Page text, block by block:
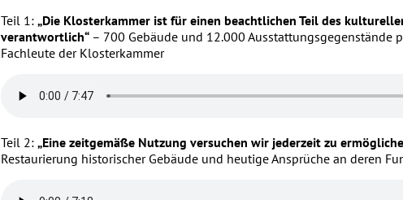
Teil 1: „Die Klosterkammer ist für einen beachtlichen Teil des
verantwortlich“ – 700 Gebäude und 12.000 Ausstattungsgegenstände
Fachleute der Klosterkammer
Teil 2: „Eine zeitgemäße Nutzung versuchen wir jederzeit zu
Restaurierung historischer Gebäude und heutige Ansprüche an deren